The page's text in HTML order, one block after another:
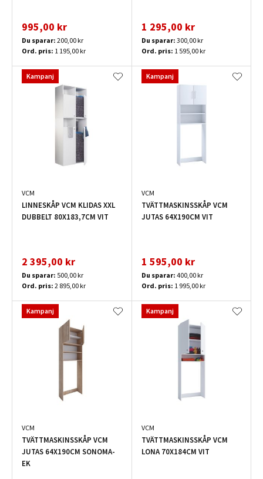
995,00 kr
Du sparar: 200,00 kr
Ord. pris: 1 195,00 kr
1 295,00 kr
Du sparar: 300,00 kr
Ord. pris: 1 595,00 kr
Kampanj
VCM
LINNESKÅP VCM KLIDAS XXL
DUBBELT 80X183,7CM VIT
2 395,00 kr
Du sparar: 500,00 kr
Ord. pris: 2 895,00 kr
Kampanj
VCM
TVÄTTMASKINSSKÅP VCM
JUTAS 64X190CM VIT
1 595,00 kr
Du sparar: 400,00 kr
Ord. pris: 1 995,00 kr
Kampanj
VCM
TVÄTTMASKINSSKÅP VCM
JUTAS 64X190CM SONOMA-
EK
Kampanj
VCM
TVÄTTMASKINSSKÅP VCM
LONA 70X184CM VIT